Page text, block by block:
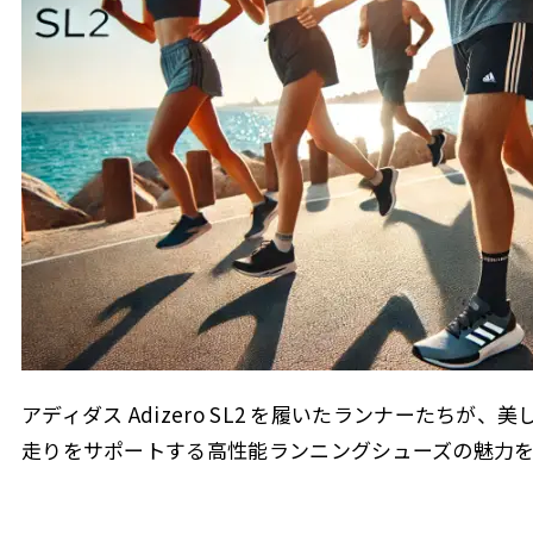
アディダス Adizero SL2 を履いたランナーたちが、美
走りをサポートする高性能ランニングシューズの魅力